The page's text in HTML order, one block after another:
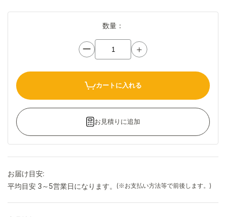
数量：
ー ＋
カートに入れる
お見積りに追加
お届け目安:
平均目安 3～5営業日になります。
(※お支払い方法等で前後します。)